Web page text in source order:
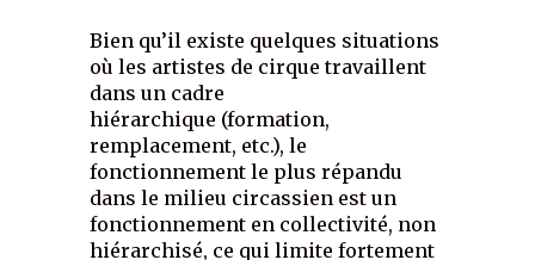
Bien qu’il existe quelques situations
où les artistes de cirque travaillent
dans un cadre
hiérarchique (formation,
remplacement, etc.), le
fonctionnement le plus répandu
dans le milieu circassien est un
fonctionnement en collectivité, non
hiérarchisé, ce qui limite fortement